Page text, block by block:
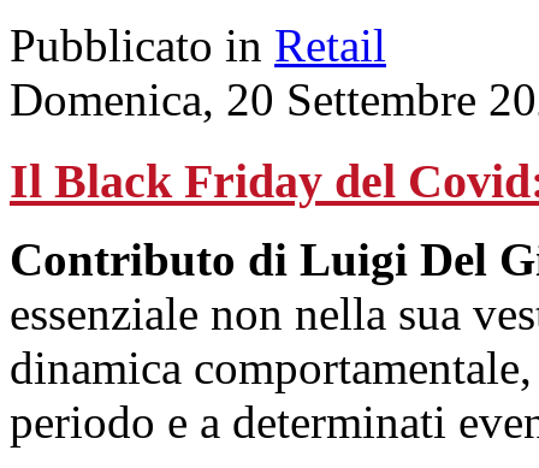
Pubblicato in Retail
Domenica, 20 Settembre
Il Black Friday del
Contributo di Luigi Del
essenziale non nella sua
dinamica
periodo e a determinati